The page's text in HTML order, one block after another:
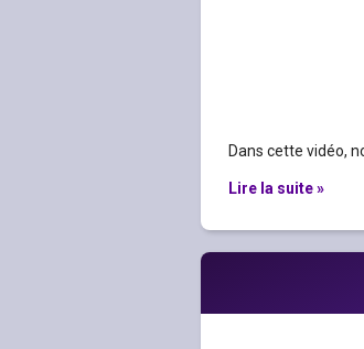
Dans cette vidéo,
Lire la suite »